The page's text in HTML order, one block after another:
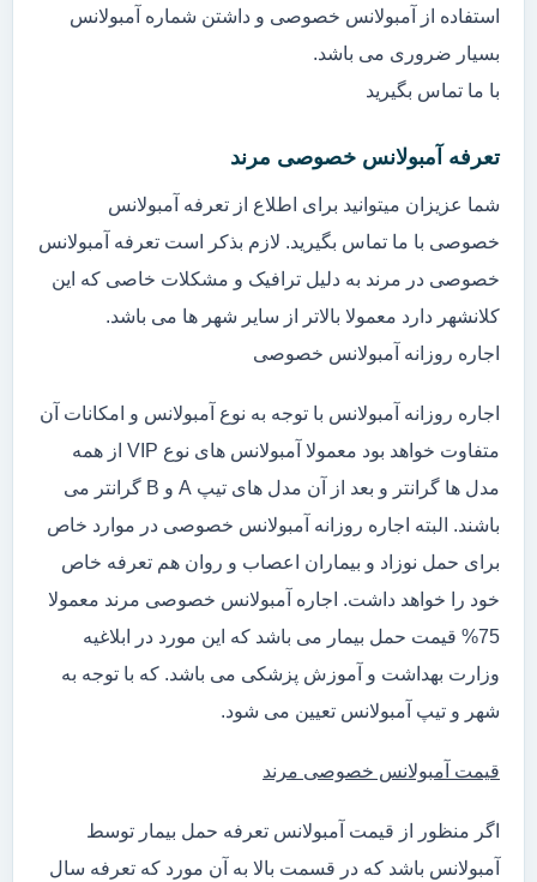
استفاده از آمبولانس خصوصی و داشتن شماره آمبولانس
بسیار ضروری می باشد.
با ما تماس بگیرید
تعرفه آمبولانس خصوصی مرند
شما عزیزان میتوانید برای اطلاع از تعرفه آمبولانس
خصوصی با ما تماس بگیرید. لازم بذکر است تعرفه آمبولانس
خصوصی در مرند به دلیل ترافیک و مشکلات خاصی که این
کلانشهر دارد معمولا بالاتر از سایر شهر ها می باشد.
اجاره روزانه آمبولانس خصوصی
اجاره روزانه آمبولانس با توجه به نوع آمبولانس و امکانات آن
متفاوت خواهد بود معمولا آمبولانس های نوع VIP از همه
مدل ها گرانتر و بعد از آن مدل های تیپ A و B گرانتر می
باشند. البته اجاره روزانه آمبولانس خصوصی در موارد خاص
برای حمل نوزاد و بیماران اعصاب و روان هم تعرفه خاص
خود را خواهد داشت. اجاره آمبولانس خصوصی مرند معمولا
75% قیمت حمل بیمار می باشد که این مورد در ابلاغیه
وزارت بهداشت و آموزش پزشکی می باشد. که با توجه به
شهر و تیپ آمبولانس تعیین می شود.
قیمت آمبولانس خصوصی مرند
اگر منظور از قیمت آمبولانس تعرفه حمل بیمار توسط
آمبولانس باشد که در قسمت بالا به آن مورد که تعرفه سال